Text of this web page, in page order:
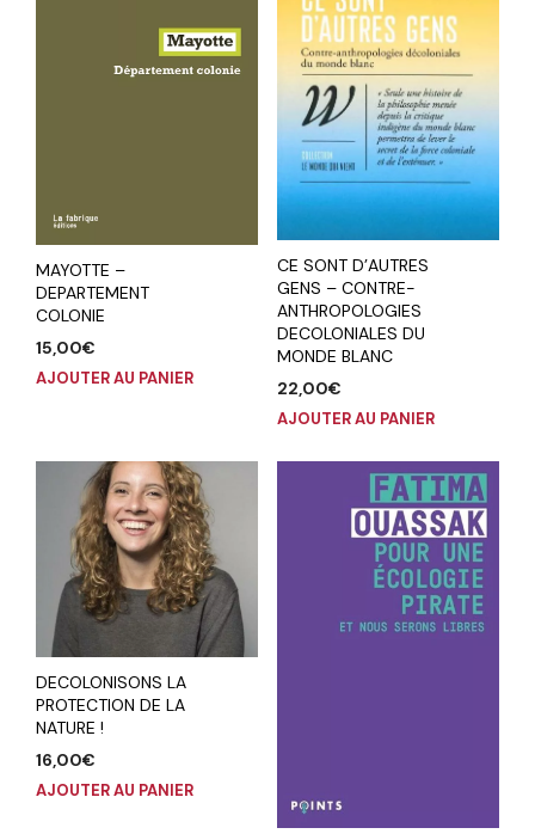
MAYOTTE –
DEPARTEMENT
COLONIE
15,00€
AJOUTER AU PANIER
CE SONT D’AUTRES
GENS – CONTRE-
ANTHROPOLOGIES
DECOLONIALES DU
MONDE BLANC
22,00€
AJOUTER AU PANIER
DECOLONISONS LA
PROTECTION DE LA
NATURE !
16,00€
AJOUTER AU PANIER